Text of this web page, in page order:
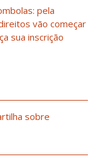
pela
vão começar
sua inscrição
sobre